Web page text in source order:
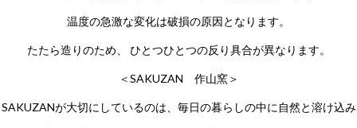
温度の急激な変化は破損の原因となります。
たたら造りのため、 ひとつひとつの反り具合が異なります。
＜SAKUZAN 作山窯＞
SAKUZANが大切にしているのは、毎日の暮らしの中に自然と溶け込み